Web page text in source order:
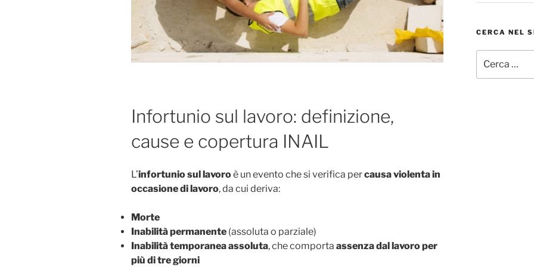
Infortunio sul lavoro: definizione,
cause e copertura INAIL
L’infortunio sul lavoroè un evento che si verifica percausa violenta in
occasione di lavoro, da cui deriva:
Morte
Inabilità permanente (assoluta o parziale)
Inabilità temporanea assoluta, che comporta assenza dal lavoro per
più di tre giorni
CERCA NEL